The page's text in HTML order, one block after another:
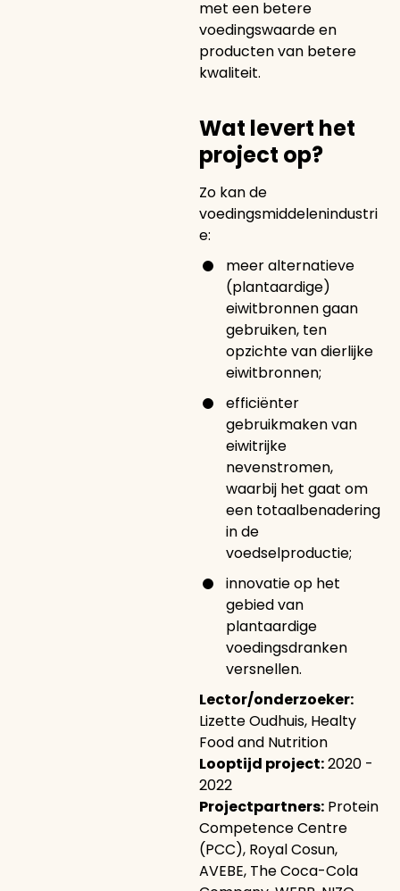
met een betere
voedingswaarde en
producten van betere
kwaliteit.
Wat levert het
project op?
Zo kan de
voedingsmiddelenindustri
e:
meer alternatieve
(plantaardige)
eiwitbronnen gaan
gebruiken, ten
opzichte van dierlijke
eiwitbronnen;
efficiënter
gebruikmaken van
eiwitrijke
nevenstromen,
waarbij het gaat om
een totaalbenadering
in de
voedselproductie;
innovatie op het
gebied van
plantaardige
voedingsdranken
versnellen.
Lector/onderzoeker:
Lizette Oudhuis, Healty
Food and Nutrition
Looptijd project:2020 -
2022
Projectpartners:Protein
Competence Centre
(PCC), Royal Cosun,
AVEBE, The Coca-Cola